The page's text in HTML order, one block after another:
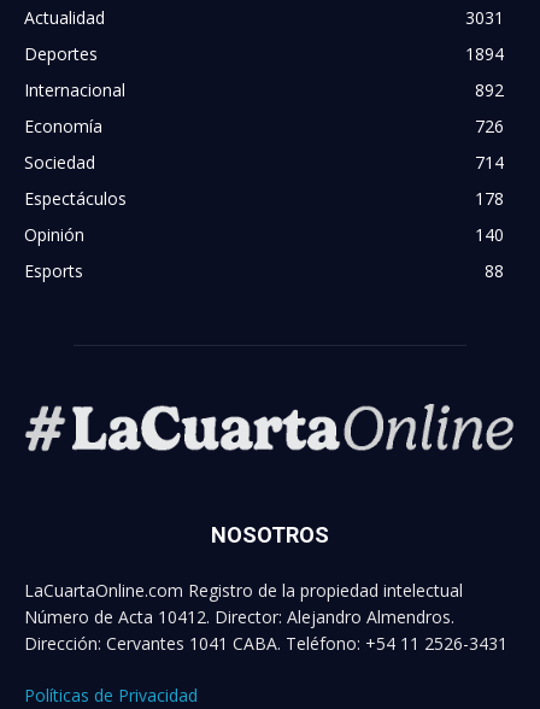
Actualidad
3031
Deportes
1894
Internacional
892
Economía
726
Sociedad
714
Espectáculos
178
Opinión
140
Esports
88
NOSOTROS
LaCuartaOnline.com Registro de la propiedad intelectual
Número de Acta 10412. Director: Alejandro Almendros.
Dirección: Cervantes 1041 CABA. Teléfono: +54 11 2526-3431
Políticas de Privacidad